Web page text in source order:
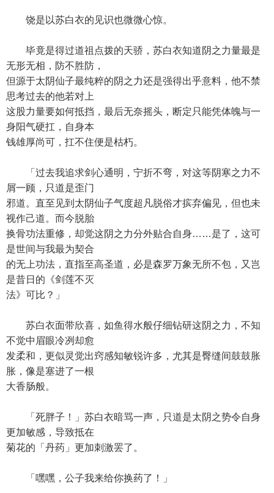
饶是以苏白衣的见识也微微心惊。
毕竟是得过道祖点拨的天骄，苏白衣知道阴之力量最是
无形无相，防不胜防，
但源于太阴仙子最纯粹的阴之力还是强得出乎意料，他不禁
思考过去的他若对上
这股力量要如何抵挡，最后无奈摇头，断定只能凭体魄与一
身阳气硬扛，自身本
钱雄厚尚可，扛不住便是枯朽。
「过去我追求剑心通明，宁折不弯，对这等阴寒之力不
屑一顾，只道是歪门
邪道。直至见到太阴仙子气度超凡脱俗才摈弃偏见，但也未
视作己道。而今脱胎
换骨功法重修，却觉这阴之力分外贴合自身……是了，这可
是世间与我最为契合
的无上功法，直指至高圣道，必是森罗万象无所不包，又岂
是昔日的《剑莲不灭
法》可比？」
苏白衣面带欣喜，如鱼得水般仔细钻研这阴之力，不知
不觉中眉眼冷冽却愈
发柔和，更似灵觉出窍感知敏锐许多，尤其是臀缝间鼓鼓胀
胀，像是塞进了一根
大香肠般。
「死胖子！」苏白衣暗骂一声，只道是太阴之势令自身
更加敏感，导致抵在
菊花的「丹药」更加刺激罢了。
「嘿嘿，公子我来给你换药了！」